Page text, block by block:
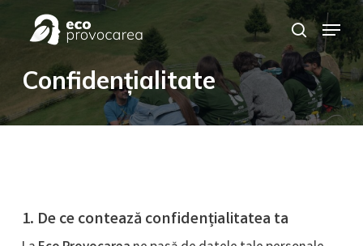
content
search
Meniu rapid
Confidențialitate
1. De ce contează confidențialitatea ta